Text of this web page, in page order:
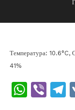
Температура:
41%